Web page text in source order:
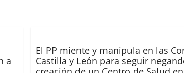
a
El PP miente y manipula en las
Castilla y León para seguir